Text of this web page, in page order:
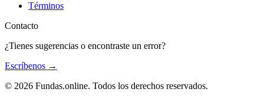
Términos
Contacto
¿Tienes sugerencias o encontraste un error?
Escríbenos →
© 2026 Fundas.online. Todos los derechos reservados.